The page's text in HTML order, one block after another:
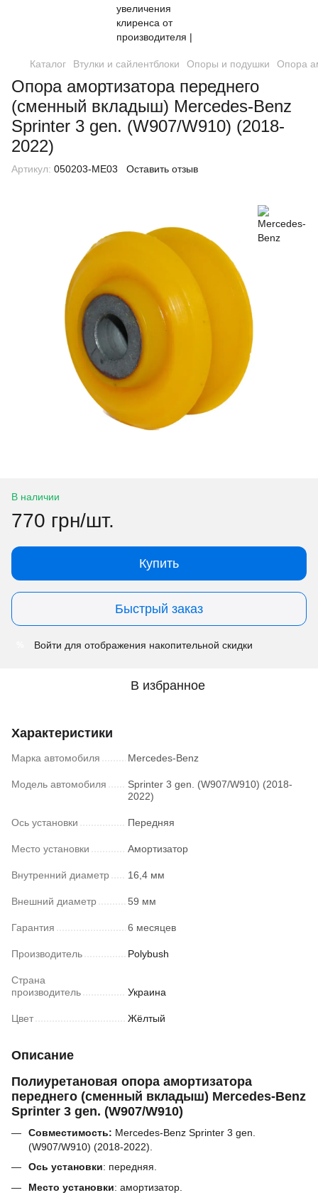
Каталог Втулки и сайлентблоки Опоры и подушки Опора
Опора амортизатора переднего
(сменный вкладыш) Mercedes-Benz
Sprinter 3 gen. (W907/W910) (2018-
2022)
Артикул: 050203-ME03 Оставить отзыв
В наличии
770 грн/шт.
Купить
Быстрый заказ
Войти для отображения накопительной скидки
В избранное
Характеристики
Марка автомобиля Mercedes-Benz
Модель автомобиля
Sprinter 3 gen. (W907/W910) (2018-
2022)
Ось установки Передняя
Место установки Амортизатор
Внутренний диаметр 16,4 мм
Внешний диаметр 59 мм
Гарантия 6 месяцев
Производитель Polybush
Страна
производитель
Украина
Цвет Жёлтый
Описание
Полиуретановая опора амортизатора
переднего (сменный вкладыш) Mercedes-Benz
Sprinter 3 gen. (W907/W910)
Совместимость: Mercedes-Benz Sprinter 3 gen.
(W907/W910) (2018-2022).
Ось установки: передняя.
Место установки: амортизатор.